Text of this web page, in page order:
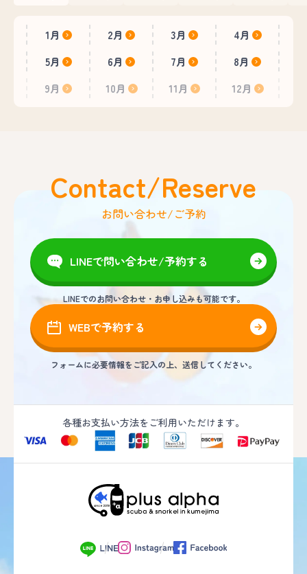
1月 2月 3月
4月
5月
6月 7月
8月
9月
10月 11月 12月
Contact/Reserve
お問い合わせ/ご予約
LINEで問い合わせ/予約する
LINEでのお問い合わせ・お申し込みも可能です。
WEBで予約する
フォームに必要情報をご記入の上、送信してください。
各種お支払い方法をご利用いただけます。